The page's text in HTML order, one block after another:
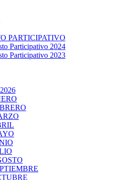
PARTICIPATIVO
Participativo 2024
Participativo 2023